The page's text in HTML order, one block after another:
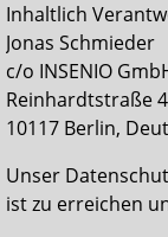
Inhaltlich
Jonas Schmieder
c/o INSENIO
Reinhardtstraße
10117 Berlin,
Unser
ist zu erreichen